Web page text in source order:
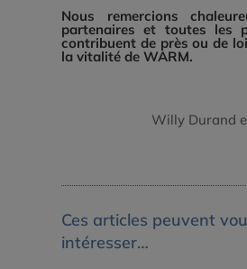
Nous remercions
partenaires et toutes les
contribuent de près ou de
la vitalité de WARM.
Willy Durand
Ces articles peuvent
intéresser…